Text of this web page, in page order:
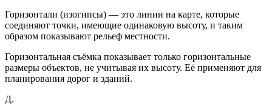
Горизонтали (изогипсы) — это линии на карте, которые
соединяют точки, имеющие одинаковую высоту, и таким
образом показывают рельеф местности.
Горизонтальная съёмка показывает только горизонтальные
размеры объектов, не учитывая их высоту. Её применяют для
планирования дорог и зданий.
Д.